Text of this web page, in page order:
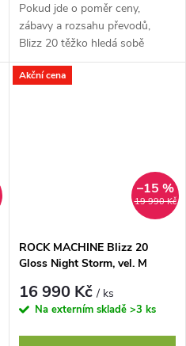
Pokud jde o poměr ceny,
zábavy a rozsahu převodů,
Blizz 20 těžko hledá sobě
rovného soupeře. Shimano
CUES se dvěma převodníky,
Akční cena
19 990 Kč
–15 %
ROCK MACHINE Blizz 20
Gloss Night Storm, vel. M
16 990 Kč/ ks
Na externím skladě >3 ks